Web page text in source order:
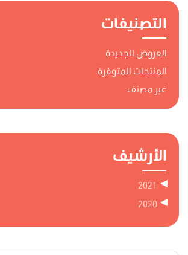
التصنيفات
العروض الجديدة
المنتجات المتوفرة
غير مصنف
الأرشيف
2021
2020